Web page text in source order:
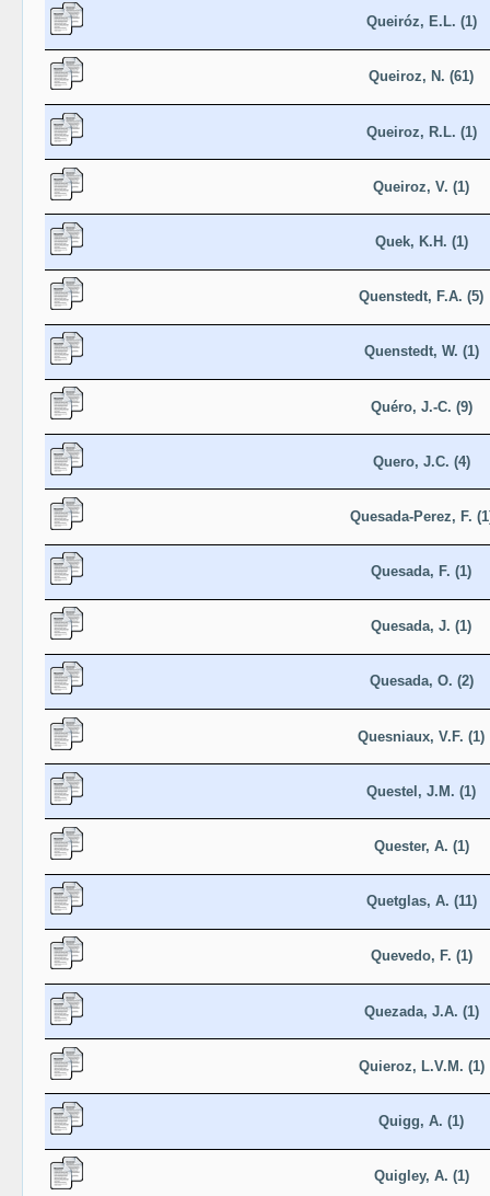
Queiróz, E.L. (1)
Queiroz, N. (61)
Queiroz, R.L. (1)
Queiroz, V. (1)
Quek, K.H. (1)
Quenstedt, F.A. (5)
Quenstedt, W. (1)
Quéro, J.-C. (9)
Quero, J.C. (4)
Quesada-Perez, F.
Quesada, F. (1)
Quesada, J. (1)
Quesada, O. (2)
Quesniaux, V.F. (1)
Questel, J.M. (1)
Quester, A. (1)
Quetglas, A. (11)
Quevedo, F. (1)
Quezada, J.A. (1)
Quieroz, L.V.M. (1)
Quigg, A. (1)
Quigley, A. (1)